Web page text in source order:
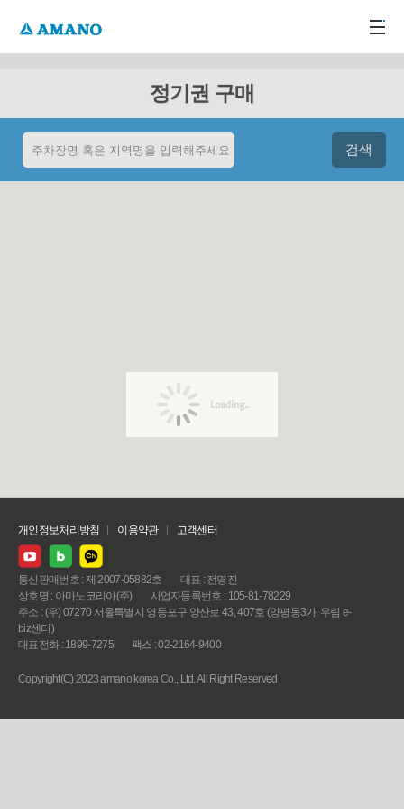
정기권 구매
개인정보처리방침 이용약관 고객센터
통신판매번호 : 제 2007-05882호
대표 : 전명진
상호명 : 아마노코리아(주)
사업자등록번호 : 105-81-78229
주소 : (우) 07270 서울특별시 영등포구 양산로 43, 407호 (양평동3가, 우림 e-
biz센터)
대표전화 : 1899-7275
팩스 : 02-2164-9400
Copyright(C) 2023 amano korea Co., Ltd. All Right Reserved